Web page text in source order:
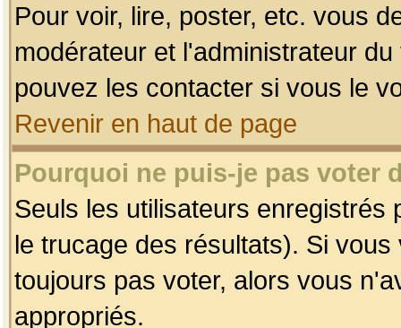
Pour voir, lire, poster, etc. vous
modérateur et l'administrateur
pouvez les contacter si vous le
Revenir en haut de page
Pourquoi ne puis-je pas voter
Seuls les utilisateurs enregistrés
le trucage des résultats). Si
toujours pas voter, alors vous
appropriés.